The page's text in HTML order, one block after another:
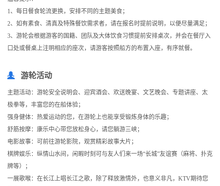
1、每日餐食轮流更换，安排不同的主题美食；
2、如有素食、清真及特殊餐饮需求者，请在报名时提前说明，以便尽量满足；
3、游轮会根据游客的国籍、团队及大体饮食习惯提前安排桌次，并会在餐厅入
口处或餐桌上注明相应的座次，请游客按照船方的布置入座，有序就餐。
游轮活动
主题活动：游轮安全说明会、迎宾酒会、欢送晚宴、文艺晚会、专题讲座、太
极拳等，丰富您的在船体验；
强身健体：热爱运动的您，在游轮上也能享受锻炼身体的乐趣；
舒筋按摩：康乐中心带您放松身心，请您躺游三峡；
电影故事：可前往游轮影院，观赏精彩故事大片；
棋牌娱乐：纵情山水间，闲暇时刻可与友人们来一场“长城”友谊赛（麻将、扑克
牌等）；
一展歌喉：在长江上唱长江之歌，除了释放激情外，也意义非凡，KTV期待您